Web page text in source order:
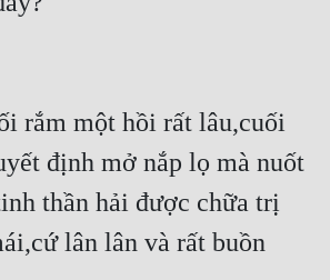
rắm một hồi rất lâu,cuối
định mở nắp lọ mà nuốt
thần hải được chữa trị
lân lân và rất buồn